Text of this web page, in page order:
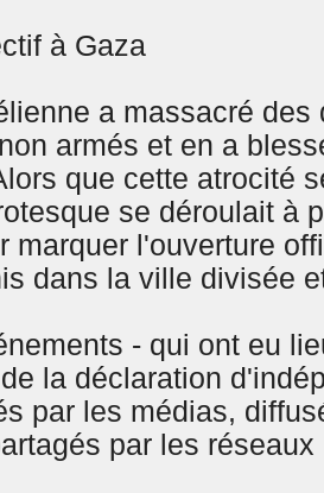
à Gaza
a massacré
armés et en a
que cette atrocité
se déroulait à
marquer l'ouverture
dans la ville divisée
- qui ont eu
la déclaration
par les médias,
par les